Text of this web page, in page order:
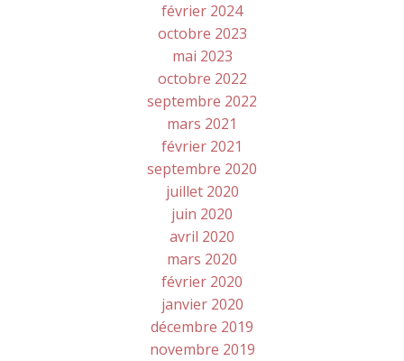
février 2024
octobre 2023
mai 2023
octobre 2022
septembre 2022
mars 2021
février 2021
septembre 2020
juillet 2020
juin 2020
avril 2020
mars 2020
février 2020
janvier 2020
décembre 2019
novembre 2019